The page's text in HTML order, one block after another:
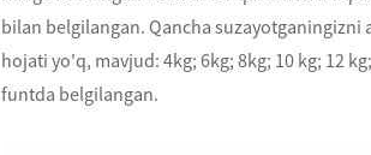
bilan belgilangan. Qancha
hojati yo'q, mavjud: 4kg; 6kg; 8kg; 10 kg; 12
funtda belgilangan.